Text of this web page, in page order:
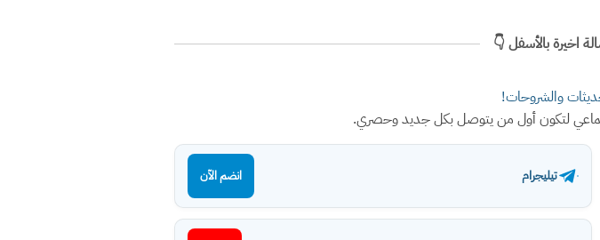
اخيرة بالأسفل 👇
والشروحات!
لتكون أول من يتوصل بكل جديد وحصري.
تيليجرام انضم الآن